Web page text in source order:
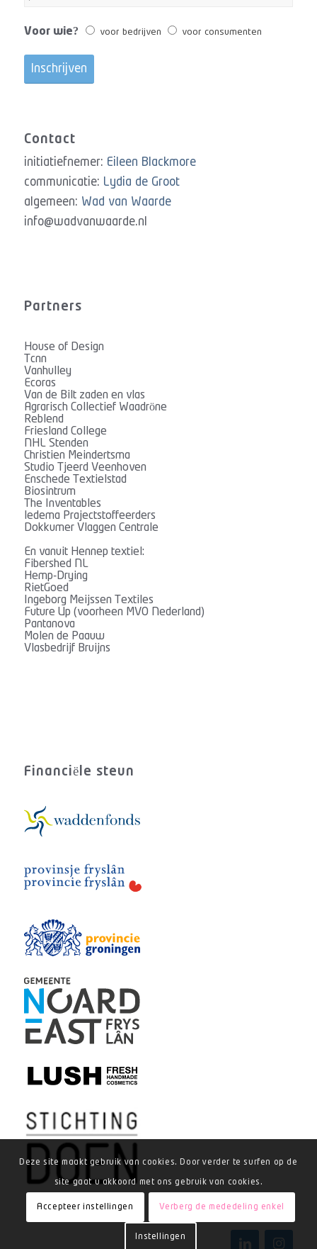
Voor wie? voor bedrijven voor consumenten
Contact
initiatiefnemer: Eileen Blackmore
communicatie: Lydia de Groot
algemeen: Wad van Waarde
info@wadvanwaarde.nl
Partners
House of Design
Tcnn
Vanhulley
Ecoras
Van de Bilt zaden en vlas
Agrarisch Collectief Waadröne
Reblend
Friesland College
NHL Stenden
Christien Meindertsma
Studio Tjeerd Veenhoven
Enschede Textielstad
Biosintrum
The Inventables
ledema Prajectstoffeerders
Dokkumer Vlaggen Centrale
En vanuit Hennep textiel:
Fibershed NL
Hemp-Drying
RietGoed
Ingeborg Meijssen Textiles
Future Up (voorheen MVO Nederland)
Pantanova
Molen de Paauw
Vlasbedrijf Bruijns
Financiële steun
Deze site maakt gebruik van cookies. Door verder te surfen op de
site gaat u akkoord met ons gebruik van cookies.
Accepteer instellingen Verberg de mededeling enkel
Instellingen